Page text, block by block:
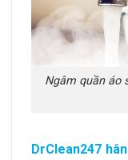
Ngâm quần áo
DrClean247